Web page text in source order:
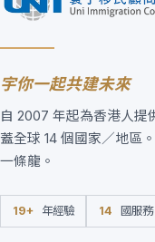
宇你一起共建未來
自 2007 年起為香港人提
蓋全球 14 個國家／地區
一條龍。
19+ 年經驗 14 國服務